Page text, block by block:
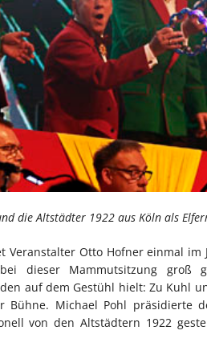
die Altstädter 1922 aus Köln als
Veranstalter Otto Hofner einmal
dieser Mammutsitzung groß
auf dem Gestühl hielt: Zu Kuhl
Bühne. Michael Pohl präsidierte
von den Altstädtern 1922